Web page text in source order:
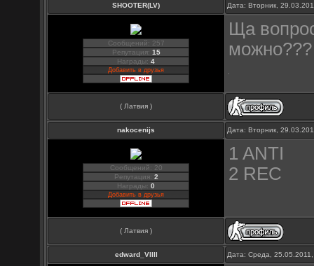
SHOOTER(LV) Дата: Вторник,
Сообщений: 257
Репутация: 15
Награды:4
Добавить в друзья
Ща
можно???
( Латвия )
nakocenijs Дата: Вторник,
Сообщений: 20
Репутация: 2
Награды:0
Добавить в друзья
1 ANTI
2 REC
( Латвия )
edward_Vllll Дата: Среда,